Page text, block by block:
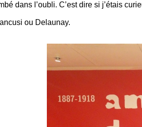
dans l’oubli. C’est dire si j’étais
ou Delaunay.